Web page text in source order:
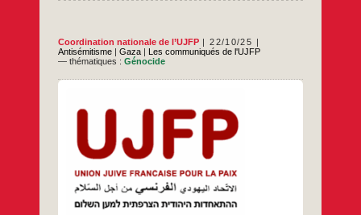
Coordination nationale de l’UJFP
22/10/25
Antisémitisme |Gaza | Les communiqués de l'UJFP
— thématiques :Génocide
humainement qu’injustifiable
administrativement. Suite à la découverte de
propos antisémites attribués à une jeune
étudiante Gazaouie sur les réseaux sociaux,
Jean Noël Barrot avait annoncé le 1er août
2025 que la France n’accepterait plus sur
son territoire de Gazaouis. Ainsi, alors que
les Gazaouis étaient condamnés
…
Évacuations
de